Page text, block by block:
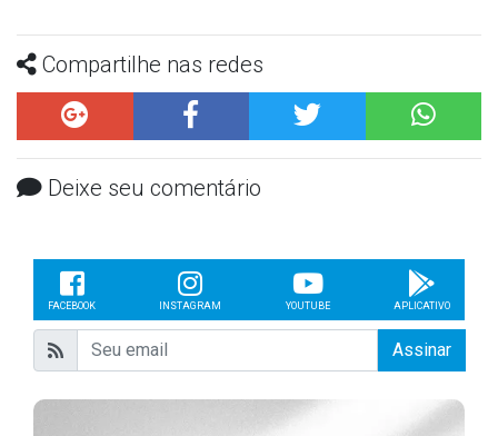
Compartilhe nas redes
Deixe seu comentário
FACEBOOK INSTAGRAM YOUTUBE APLICATIVO
Assinar